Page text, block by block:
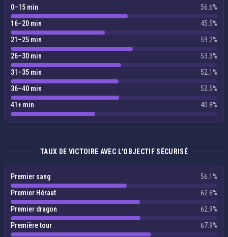
0–15 min
56.6%
16–20 min
45.5%
21–25 min
59.2%
26–30 min
53.3%
31–35 min
52.1%
36–40 min
52.5%
41+ min
40.8%
TAUX DE VICTOIRE AVEC L'OBJECTIF SÉCURISÉ
Premier sang
56.1%
Premier Héraut
62.6%
Premier dragon
62.9%
Première tour
67.9%